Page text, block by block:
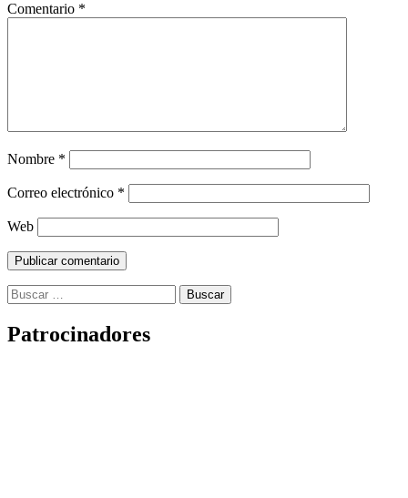
Comentario *
Nombre *
Correo electrónico *
Web
Buscar:
Patrocinadores